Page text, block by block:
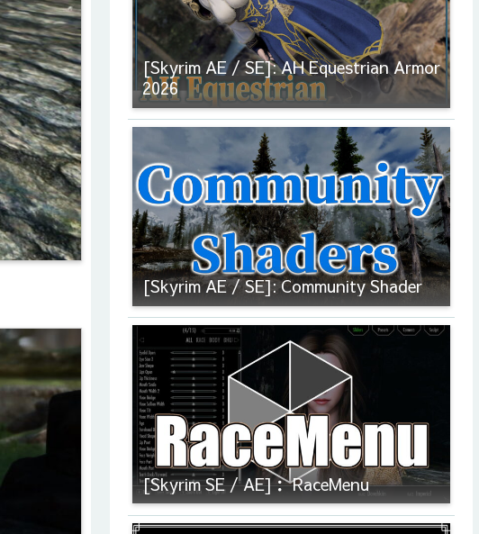
[Skyrim AE / SE]: AH Equestrian Armor
2026
[Skyrim AE / SE]: Community Shader
[Skyrim SE / AE]： RaceMenu